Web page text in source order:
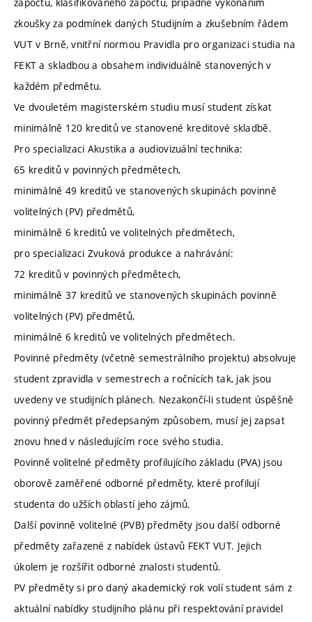
zkoušky za podmínek daných Studijním a zkušebním řádem
VUT v Brně, vnitřní normou Pravidla pro organizaci studia na
FEKT a skladbou a obsahem individuálně stanovených v
každém předmětu.
Ve dvouletém magisterském studiu musí student získat
minimálně 120 kreditů ve stanovené kreditové skladbě.
Pro specializaci Akustika a audiovizuální technika:
65 kreditů v povinných předmětech,
minimálně 49 kreditů ve stanovených skupinách povinně
volitelných (PV) předmětů,
minimálně 6 kreditů ve volitelných předmětech,
pro specializaci Zvuková produkce a nahrávání:
72 kreditů v povinných předmětech,
minimálně 37 kreditů ve stanovených skupinách povinně
volitelných (PV) předmětů,
minimálně 6 kreditů ve volitelných předmětech.
Povinné předměty (včetně semestrálního projektu) absolvuje
student zpravidla v semestrech a ročnících tak, jak jsou
uvedeny ve studijních plánech. Nezakončí-li student úspěšně
povinný předmět předepsaným způsobem, musí jej zapsat
znovu hned v následujícím roce svého studia.
Povinně volitelné předměty profilujícího základu (PVA) jsou
oborově zaměřené odborné předměty, které profilují
studenta do užších oblastí jeho zájmů.
Další povinně volitelné (PVB) předměty jsou další odborné
předměty zařazené z nabídek ústavů FEKT VUT. Jejich
úkolem je rozšířit odborné znalosti studentů.
PV předměty si pro daný akademický rok volí student sám z
aktuální nabídky studijního plánu při respektování pravidel